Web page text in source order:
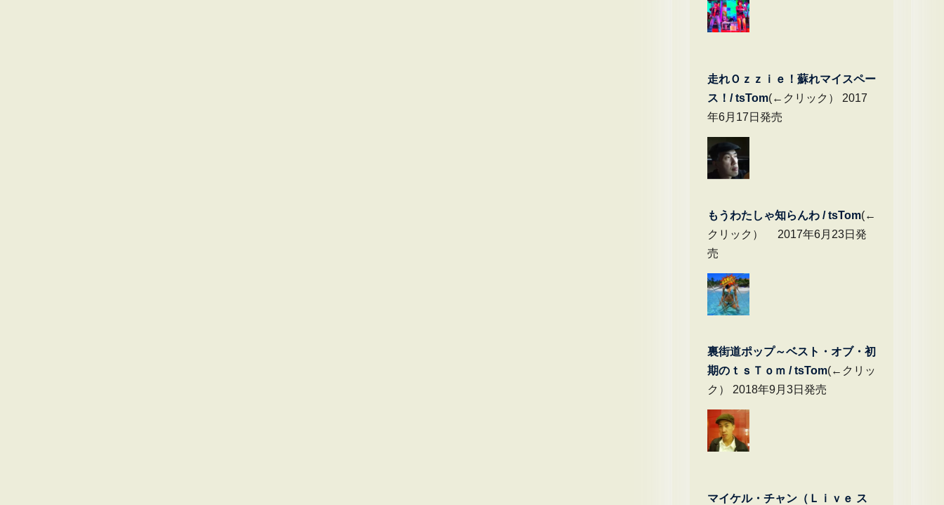
走れＯｚｚｉｅ！蘇れマイスペー
ス！/ tsTom(←クリック） 2017
年6月17日発売
もうわたしゃ知らんわ / tsTom(←
クリック） 2017年6月23日発
売
裏街道ポップ～ベスト・オブ・初
期のｔｓＴｏｍ / tsTom(←クリッ
ク） 2018年9月3日発売
マイケル・チャン（Ｌｉｖｅ ス